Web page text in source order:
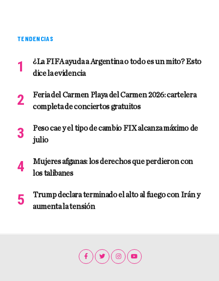
TENDENCIAS
¿La FIFA ayuda a Argentina o todo es un mito? Esto
dice la evidencia
Feria del Carmen Playa del Carmen 2026: cartelera
completa de conciertos gratuitos
Peso cae y el tipo de cambio FIX alcanza máximo de
julio
Mujeres afganas: los derechos que perdieron con
los talibanes
Trump declara terminado el alto al fuego con Irán y
aumenta la tensión